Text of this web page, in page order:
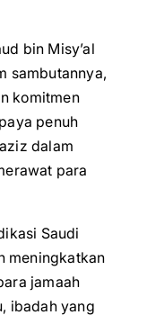
bin Misy’al
sambutannya,
komitmen
penuh
dalam
para
Saudi
meningkatkan
jamaah
ibadah yang